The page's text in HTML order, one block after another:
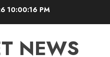
10:00:17 PM
NEWS